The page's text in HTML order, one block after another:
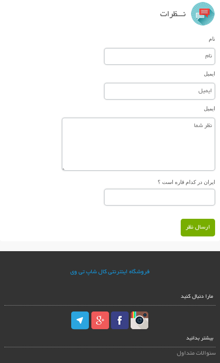
نـــظرات
نام
ایمیل
ایمیل
ایران در کدام قاره است ؟
ارسال نظر
فروشگاه اینترنتی کال شاپ تی وی
مارا دنبال کنید
بیشتر بدانید
سئوالات متداول